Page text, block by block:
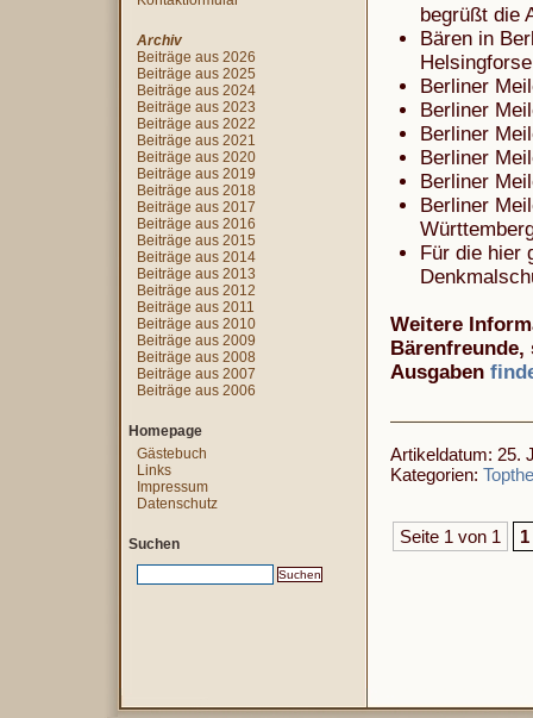
begrüßt die
Bären in
Berliner
Berliner
Berliner
Berliner
Berliner
Berliner
Für die hier
Weitere
Ausgaben
Artikeldatum: 25.
Kategorien:
Seite 1 von 1 1
Archiv
Beiträge aus 2026
Beiträge aus 2025
Beiträge aus 2024
Beiträge aus 2023
Beiträge aus 2022
Beiträge aus 2021
Beiträge aus 2020
Beiträge aus 2019
Beiträge aus 2018
Beiträge aus 2017
Beiträge aus 2016
Beiträge aus 2015
Beiträge aus 2014
Beiträge aus 2013
Beiträge aus 2012
Beiträge aus 2011
Beiträge aus 2010
Beiträge aus 2009
Beiträge aus 2008
Beiträge aus 2007
Beiträge aus 2006
Homepage
Gästebuch
Links
Impressum
Datenschutz
Suchen